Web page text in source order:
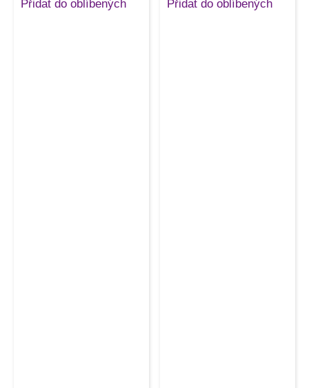
Přidat do oblíbených Přidat do oblíbených